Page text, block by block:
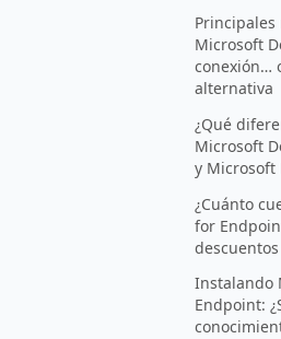
Microsoft
conexión…
alternativa
¿Qué
Microsoft
y Microsoft
¿Cuánto
for
descuentos
Instalando
Endpoint: